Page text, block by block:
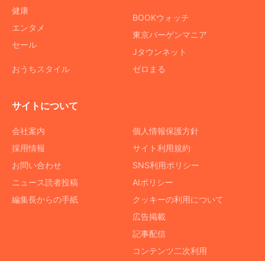
健康
エンタメ
セール
おうちスタイル
BOOKウォッチ
東京バーゲンマニア
Jタウンネット
ゼロまる
サイトについて
会社案内
採用情報
お問い合わせ
ニュース読者投稿
編集長からの手紙
個人情報保護方針
サイト利用規約
SNS利用ポリシー
AIポリシー
クッキーの利用について
広告掲載
記事配信
コンテンツ二次利用